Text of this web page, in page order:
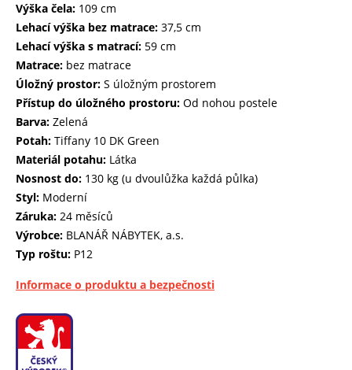
Výška čela: 109 cm
Lehací výška bez matrace: 37,5 cm
Lehací výška s matrací: 59 cm
Matrace: bez matrace
Úložný prostor: S úložným prostorem
Přístup do úložného prostoru: Od nohou postele
Barva: Zelená
Potah: Tiffany 10 DK Green
Materiál potahu: Látka
Nosnost do: 130 kg (u dvoulůžka každá půlka)
Styl: Moderní
Záruka: 24 měsíců
Výrobce: BLANÁŘ NÁBYTEK, a.s.
Typ roštu: P12
Informace o produktu a bezpečnosti